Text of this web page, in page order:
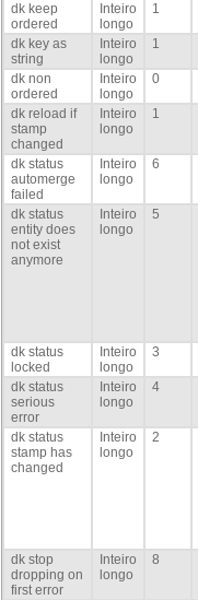
dk keep
ordered
Inteiro
longo
1
dk key as
string
Inteiro
longo
1
dk non
ordered
Inteiro
longo
0
dk reload if
stamp
changed
Inteiro
longo
1
dk status
automerge
failed
Inteiro
longo
6
dk status
entity does
not exist
anymore
Inteiro
longo
5
dk status
locked
Inteiro
longo
3
dk status
serious
error
Inteiro
longo
4
dk status
stamp has
changed
Inteiro
longo
2
dk stop
dropping on
first error
Inteiro
longo
8